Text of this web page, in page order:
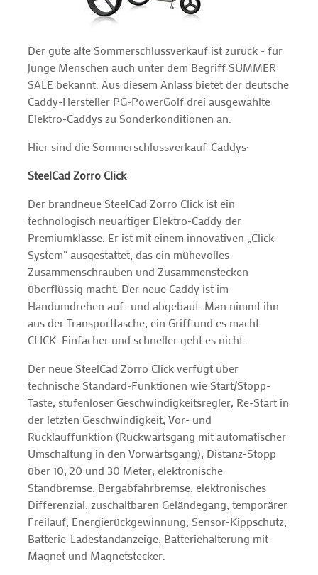
Der gute alte Sommerschlussverkauf ist zurück - für
junge Menschen auch unter dem Begriff SUMMER
SALE bekannt. Aus diesem Anlass bietet der deutsche
Caddy-Hersteller PG-PowerGolf drei ausgewählte
Elektro-Caddys zu Sonderkonditionen an.
Hier sind die Sommerschlussverkauf-Caddys:
SteelCad Zorro Click
Der brandneue SteelCad Zorro Click ist ein
technologisch neuartiger Elektro-Caddy der
Premiumklasse. Er ist mit einem innovativen „Click-
System“ ausgestattet, das ein mühevolles
Zusammenschrauben und Zusammenstecken
überflüssig macht. Der neue Caddy ist im
Handumdrehen auf- und abgebaut. Man nimmt ihn
aus der Transporttasche, ein Griff und es macht
CLICK. Einfacher und schneller geht es nicht.
Der neue SteelCad Zorro Click verfügt über
technische Standard-Funktionen wie Start/Stopp-
Taste, stufenloser Geschwindigkeitsregler, Re-Start in
der letzten Geschwindigkeit, Vor- und
Rücklauffunktion (Rückwärtsgang mit automatischer
Umschaltung in den Vorwärtsgang), Distanz-Stopp
über 10, 20 und 30 Meter, elektronische
Standbremse, Bergabfahrbremse, elektronisches
Differenzial, zuschaltbaren Geländegang, temporärer
Freilauf, Energierückgewinnung, Sensor-Kippschutz,
Batterie-Ladestandanzeige, Batteriehalterung mit
Magnet und Magnetstecker.